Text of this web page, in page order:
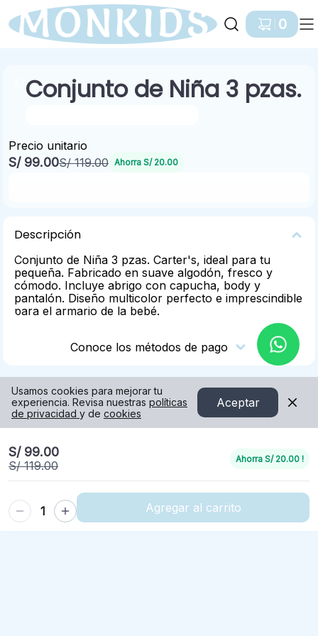
Ir a Inicio
0
Conjunto de Niña 3 pzas.
-17 %
Precio unitario
S/ 99.00S/ 119.00 Ahorra S/ 20.00
Descripción
Conjunto de Niña 3 pzas. Carter's, ideal para tu
pequeña. Fabricado en suave algodón, fresco y
cómodo. Incluye abrigo con capucha, body y
pantalón. Diseño multicolor perfecto e imprescindible
para el armario de la bebé.
Conoce los métodos de pago
Usamos cookies para mejorar tu
experiencia. Revisa nuestras políticas
de privacidad y de cookies
Aceptar
S/ 99.00
S/ 119.00 Ahorra S/ 20.00 !
1 Agregar al carrito